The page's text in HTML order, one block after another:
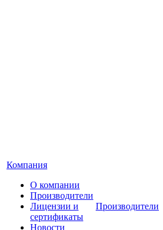
Компания
О компании
Производители
Лицензии и
сертификаты
Новости
Производители